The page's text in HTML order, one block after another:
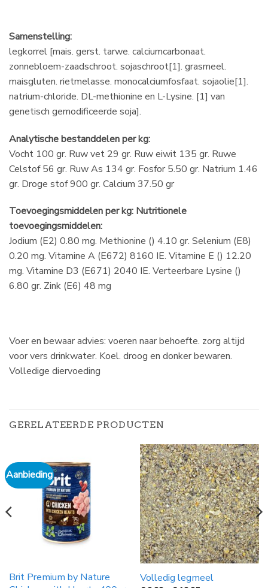
Samenstelling:
legkorrel [mais. gerst. tarwe. calciumcarbonaat.
zonnebloem-zaadschroot. sojaschroot[1]. grasmeel.
maisgluten. rietmelasse. monocalciumfosfaat. sojaolie[1].
natrium-chloride. DL-methionine en L-Lysine. [1] van
genetisch gemodificeerde soja].
Analytische bestanddelen per kg:
Vocht 100 gr. Ruw vet 29 gr. Ruw eiwit 135 gr. Ruwe
Celstof 56 gr. Ruw As 134 gr. Fosfor 5.50 gr. Natrium 1.46
gr. Droge stof 900 gr. Calcium 37.50 gr
Toevoegingsmiddelen per kg: Nutritionele
toevoegingsmiddelen:
Jodium (E2) 0.80 mg. Methionine () 4.10 gr. Selenium (E8)
0.20 mg. Vitamine A (E672) 8160 IE. Vitamine E () 12.20
mg. Vitamine D3 (E671) 2040 IE. Verteerbare Lysine ()
6.80 gr. Zink (E6) 48 mg
Voer en bewaar advies: voeren naar behoefte. zorg altijd
voor vers drinkwater. Koel. droog en donker bewaren.
Volledige diervoeding
GERELATEERDE PRODUCTEN
Aanbieding
Brit Premium by Nature
Volledig legmeel